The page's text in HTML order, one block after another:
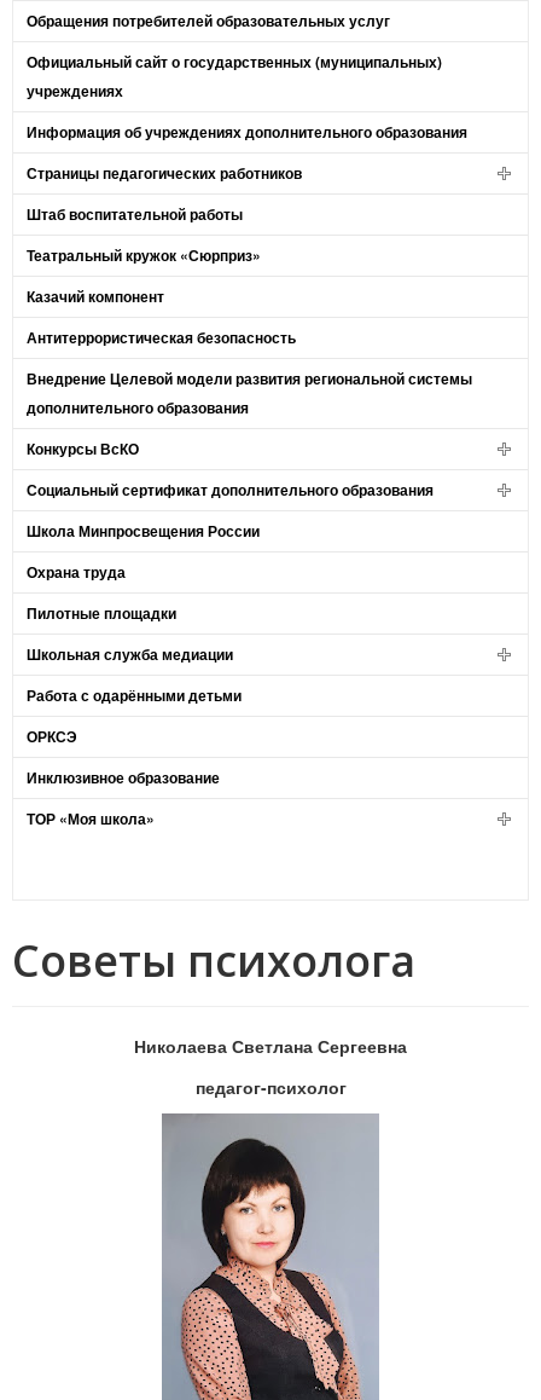
Обращения потребителей образовательных услуг
Официальный сайт о государственных (муниципальных)
учреждениях
Информация об учреждениях дополнительного образования
Страницы педагогических работников
Штаб воспитательной работы
Театральный кружок «Сюрприз»
Казачий компонент
Антитеррористическая безопасность
Внедрение Целевой модели развития региональной системы
дополнительного образования
Конкурсы ВсКО
Социальный сертификат дополнительного образования
Школа Минпросвещения России
Охрана труда
Пилотные площадки
Школьная служба медиации
Работа с одарёнными детьми
ОРКСЭ
Инклюзивное образование
ТОР «Моя школа»
Советы психолога
Николаева Светлана Сергеевна
педагог-психолог